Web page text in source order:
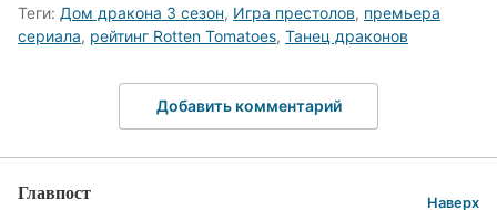
Теги: Дом дракона 3 сезон, Игра престолов, премьера
сериала, рейтинг Rotten Tomatoes, Танец драконов
Добавить комментарий
Главпост Наверх